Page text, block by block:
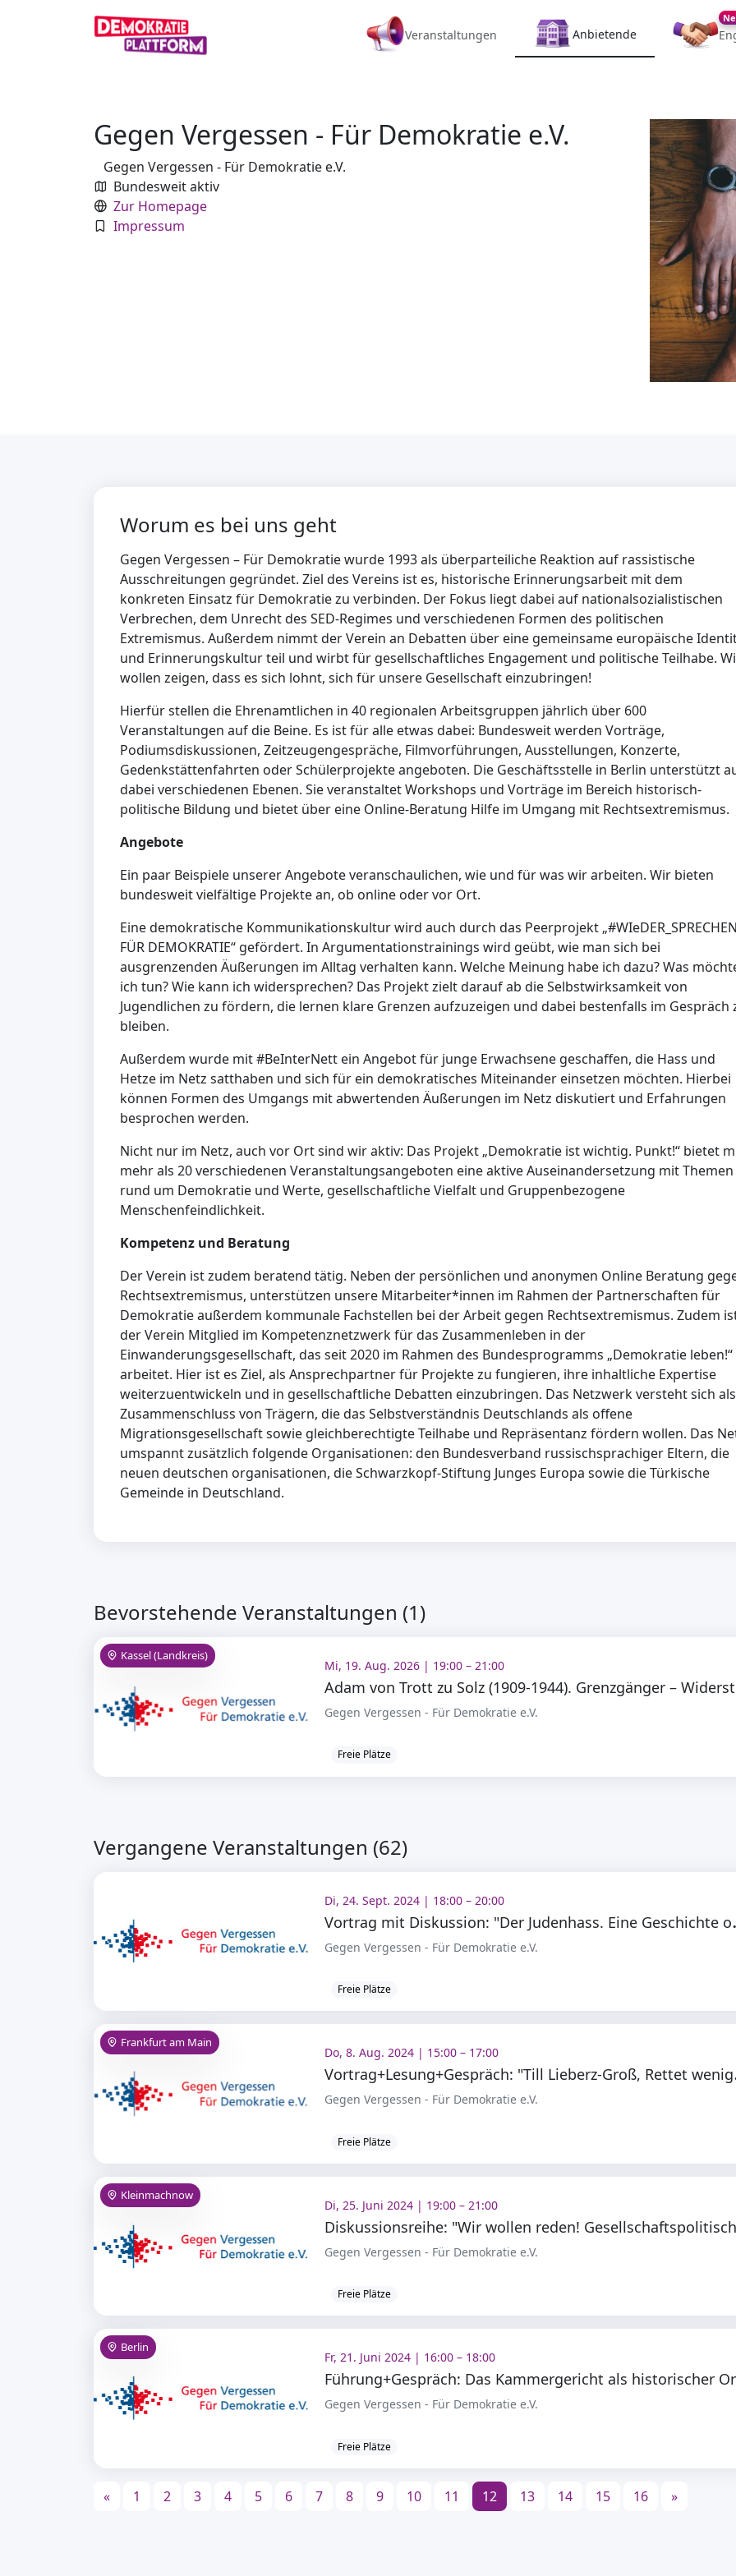
Veranstaltungen Anbietende
Gegen Vergessen - Für Demokratie e.V.
Gegen Vergessen - Für Demokratie e.V.
Bundesweit aktiv
Zur Homepage
Impressum
Worum es bei uns geht
Gegen Vergessen – Für Demokratie wurde 1993 als überparteiliche Reaktion auf rassistische
Ausschreitungen gegründet. Ziel des Vereins ist es, historische Erinnerungsarbeit mit dem
konkreten Einsatz für Demokratie zu verbinden. Der Fokus liegt dabei auf nationalsozialistischen
Verbrechen, dem Unrecht des SED-Regimes und verschiedenen Formen des politischen
Extremismus. Außerdem nimmt der Verein an Debatten über eine gemeinsame europäische
und Erinnerungskultur teil und wirbt für gesellschaftliches Engagement und politische Teilhabe.
wollen zeigen, dass es sich lohnt, sich für unsere Gesellschaft einzubringen!
Hierfür stellen die Ehrenamtlichen in 40 regionalen Arbeitsgruppen jährlich über 600
Veranstaltungen auf die Beine. Es ist für alle etwas dabei: Bundesweit werden Vorträge,
Podiumsdiskussionen, Zeitzeugengespräche, Filmvorführungen, Ausstellungen, Konzerte,
Gedenkstättenfahrten oder Schülerprojekte angeboten. Die Geschäftsstelle in Berlin unterstützt
dabei verschiedenen Ebenen. Sie veranstaltet Workshops und Vorträge im Bereich historisch-
politische Bildung und bietet über eine Online-Beratung Hilfe im Umgang mit Rechtsextremismus.
Angebote
Ein paar Beispiele unserer Angebote veranschaulichen, wie und für was wir arbeiten. Wir bieten
bundesweit vielfältige Projekte an, ob online oder vor Ort.
Eine demokratische Kommunikationskultur wird auch durch das Peerprojekt „#WIeDER_SPRECHEN
FÜR DEMOKRATIE“ gefördert. In Argumentationstrainings wird geübt, wie man sich bei
ausgrenzenden Äußerungen im Alltag verhalten kann. Welche Meinung habe ich dazu? Was
ich tun? Wie kann ich widersprechen? Das Projekt zielt darauf ab die Selbstwirksamkeit von
Jugendlichen zu fördern, die lernen klare Grenzen aufzuzeigen und dabei bestenfalls im Gespräch
bleiben.
Außerdem wurde mit #BeInterNett ein Angebot für junge Erwachsene geschaffen, die Hass und
Hetze im Netz satthaben und sich für ein demokratisches Miteinander einsetzen möchten. Hierbei
können Formen des Umgangs mit abwertenden Äußerungen im Netz diskutiert und Erfahrungen
besprochen werden.
Nicht nur im Netz, auch vor Ort sind wir aktiv: Das Projekt „Demokratie ist wichtig. Punkt!“ bietet
mehr als 20 verschiedenen Veranstaltungsangeboten eine aktive Auseinandersetzung mit Themen
rund um Demokratie und Werte, gesellschaftliche Vielfalt und Gruppenbezogene
Menschenfeindlichkeit.
Kompetenz und Beratung
Der Verein ist zudem beratend tätig. Neben der persönlichen und anonymen Online Beratung
Rechtsextremismus, unterstützen unsere Mitarbeiter*innen im Rahmen der Partnerschaften für
Demokratie außerdem kommunale Fachstellen bei der Arbeit gegen Rechtsextremismus. Zudem
der Verein Mitglied im Kompetenznetzwerk für das Zusammenleben in der
Einwanderungsgesellschaft, das seit 2020 im Rahmen des Bundesprogramms „Demokratie leben!“
arbeitet. Hier ist es Ziel, als Ansprechpartner für Projekte zu fungieren, ihre inhaltliche Expertise
weiterzuentwickeln und in gesellschaftliche Debatten einzubringen. Das Netzwerk versteht sich als
Zusammenschluss von Trägern, die das Selbstverständnis Deutschlands als offene
Migrationsgesellschaft sowie gleichberechtigte Teilhabe und Repräsentanz fördern wollen. Das
umspannt zusätzlich folgende Organisationen: den Bundesverband russischsprachiger Eltern, die
neuen deutschen organisationen, die Schwarzkopf-Stiftung Junges Europa sowie die Türkische
Gemeinde in Deutschland.
Bevorstehende Veranstaltungen (1)
Kassel (Landkreis)
Mi, 19. Aug. 2026 | 19:00 – 21:00
Gegen Vergessen - Für Demokratie e.V.
Freie Plätze
Vergangene Veranstaltungen (62)
Di, 24. Sept. 2024 | 18:00 – 20:00
ortrag mit
Gegen Vergessen - Für Demokratie e.V.
Freie Plätze
Frankfurt am Main
Do, 8. Aug. 2024 | 15:00 – 17:00
Gegen Vergessen - Für Demokratie e.V.
Freie Plätze
Kleinmachnow
Di, 25. Juni 2024 | 19:00 – 21:00
Gegen Vergessen - Für Demokratie e.V.
Freie Plätze
Berlin
Fr, 21. Juni 2024 | 16:00 – 18:00
Führung+Gespräch: Das Kammergericht als historischer
Gegen Vergessen - Für Demokratie e.V.
Freie Plätze
« 1 2 3 4 5 6 7 8 9 10 11 12 13 14 15 16 »